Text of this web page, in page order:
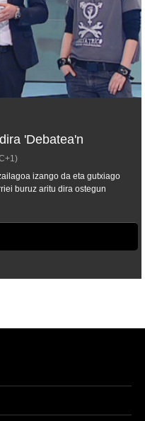
'Debatea'n
izango da eta gutxiago
buruz aritu dira ostegun